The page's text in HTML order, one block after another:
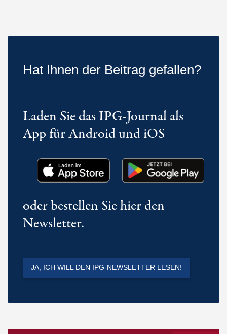
Hat Ihnen der Beitrag gefallen?
Laden Sie das IPG-Journal als
App für Android und iOS
oder bestellen Sie hier den
Newsletter.
JA, ICH WILL DEN IPG-NEWSLETTER LESEN!